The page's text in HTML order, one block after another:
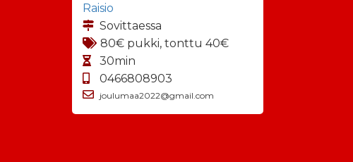
Raisio
Sovittaessa
80€ pukki, tonttu 40€
30min
0466808903
joulumaa2022@gmail.com